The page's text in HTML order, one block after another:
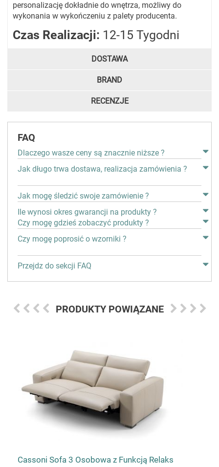
personalizację dokładnie do wnętrza, możliwy do
wykonania w wykończeniu z palety producenta.
Czas Realizacji: 12-15 Tygodni
DOSTAWA
BRAND
RECENZJE
FAQ
Dlaczego wasze ceny są znacznie niższe ?
Jak długo trwa dostawa, realizacja zamówienia ?
Jak mogę śledzić swoje zamówienie ?
Ile wynosi okres gwarancji na produkty ?
Czy mogę gdzieś zobaczyć produkty ?
Czy mogę poprosić o wzorniki ?
Przejdz do sekcji FAQ
PRODUKTY POWIĄZANE
Cassoni Sofa 3 Osobowa z Funkcją Relaks